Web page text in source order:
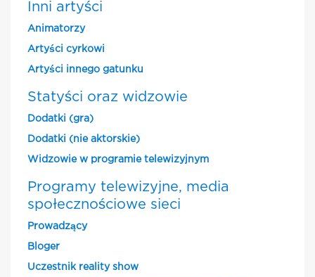
Inni artyści
Animatorzy
Artyści cyrkowi
Artyści innego gatunku
Statyści oraz widzowie
Dodatki (gra)
Dodatki (nie aktorskie)
Widzowie w programie telewizyjnym
Programy telewizyjne, media
społecznościowe sieci
Prowadzący
Bloger
Uczestnik reality show